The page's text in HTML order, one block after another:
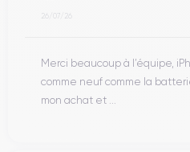
26/07/26
Merci beaucoup à l’équipe,
comme neuf comme la
mon achat et ...